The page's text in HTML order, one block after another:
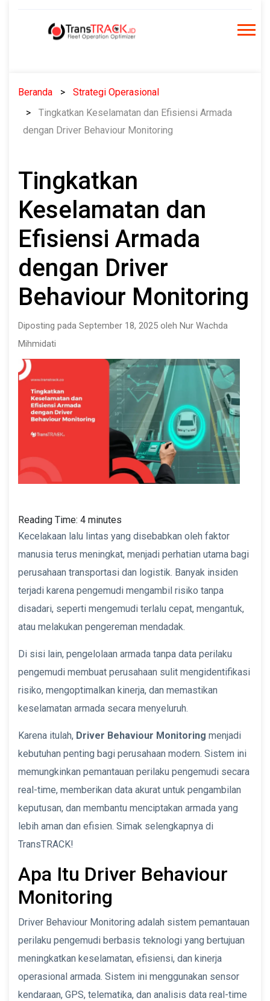
Beranda
Strategi Operasional
Tingkatkan Keselamatan dan Efisiensi Armada
dengan Driver Behaviour Monitoring
Tingkatkan
Keselamatan dan
Efisiensi Armada
dengan Driver
Behaviour Monitoring
Diposting pada September 18, 2025 oleh Nur Wachda
Mihmidati
Reading Time: 4 minutes
Kecelakaan lalu lintas yang disebabkan oleh faktor
manusia terus meningkat, menjadi perhatian utama bagi
perusahaan transportasi dan logistik. Banyak insiden
terjadi karena pengemudi mengambil risiko tanpa
disadari, seperti mengemudi terlalu cepat, mengantuk,
atau melakukan pengereman mendadak.
Di sisi lain, pengelolaan armada tanpa data perilaku
pengemudi membuat perusahaan sulit mengidentifikasi
risiko, mengoptimalkan kinerja, dan memastikan
keselamatan armada secara menyeluruh.
Karena itulah, Driver Behaviour Monitoring menjadi
kebutuhan penting bagi perusahaan modern. Sistem ini
memungkinkan pemantauan perilaku pengemudi secara
real-time, memberikan data akurat untuk pengambilan
keputusan, dan membantu menciptakan armada yang
lebih aman dan efisien. Simak selengkapnya di
TransTRACK!
Apa Itu Driver Behaviour
Monitoring
Driver Behaviour Monitoring adalah sistem pemantauan
perilaku pengemudi berbasis teknologi yang bertujuan
meningkatkan keselamatan, efisiensi, dan kinerja
operasional armada. Sistem ini menggunakan sensor
kendaraan, GPS, telematika, dan analisis data real-time